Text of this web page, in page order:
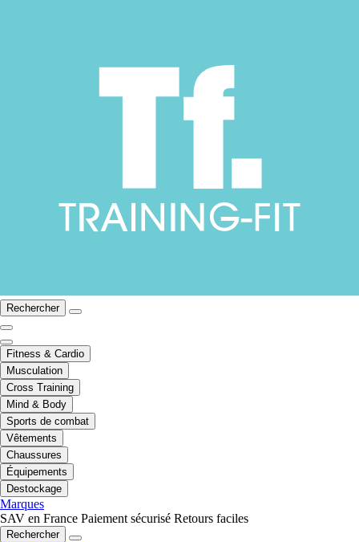
Rechercher
Fitness & Cardio
Musculation
Cross Training
Mind & Body
Sports de combat
Vêtements
Chaussures
Équipements
Destockage
Marques
SAV en France Paiement sécurisé Retours faciles
Rechercher